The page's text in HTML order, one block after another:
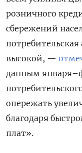
розничного
сбережений
потребительская
высокой, —
данным
опережать
благодаря
плат».